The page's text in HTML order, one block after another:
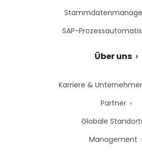
SAP-
Über uns
Karriere &
Partner
Globale
Management